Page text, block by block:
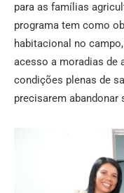
para as famílias
programa tem como
habitacional no
acesso a moradias de
condições plenas de
precisarem abandonar